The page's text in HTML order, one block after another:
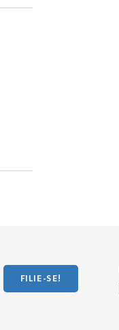
FILIE-SE!